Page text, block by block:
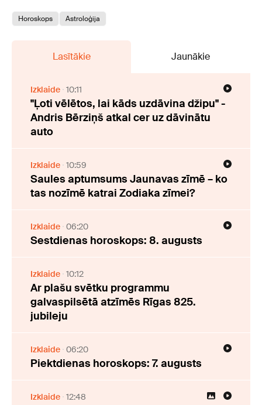
Horoskops Astroloģija
Lasītākie Jaunākie
Izklaide 10:11
"Ļoti vēlētos, lai kāds uzdāvina džipu" -
Andris Bērziņš atkal cer uz dāvinātu
auto
Izklaide 10:59
Saules aptumsums Jaunavas zīmē – ko
tas nozīmē katrai Zodiaka zīmei?
Izklaide 06:20
Sestdienas horoskops: 8. augusts
Izklaide 10:12
Ar plašu svētku programmu
galvaspilsētā atzīmēs Rīgas 825.
jubileju
Izklaide 06:20
Piektdienas horoskops: 7. augusts
Izklaide 12:48